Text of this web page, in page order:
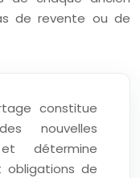
de revente ou de
constitue
nouvelles
détermine
obligations de